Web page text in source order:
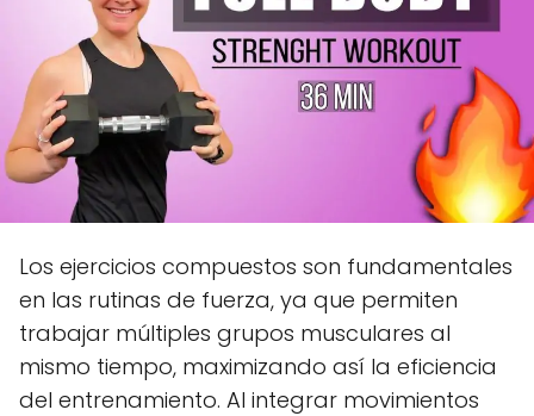
Los ejercicios compuestos son fundamentales
en las rutinas de fuerza, ya que permiten
trabajar múltiples grupos musculares al
mismo tiempo, maximizando así la eficiencia
del entrenamiento. Al integrar movimientos